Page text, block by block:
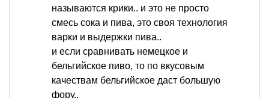
называются крики.. и это не просто
смесь сока и пива, это своя технология
варки и выдержки пива..
и если сравнивать немецкое и
бельгийское пиво, то по вкусовым
качествам бельгийское даст большую
фору..